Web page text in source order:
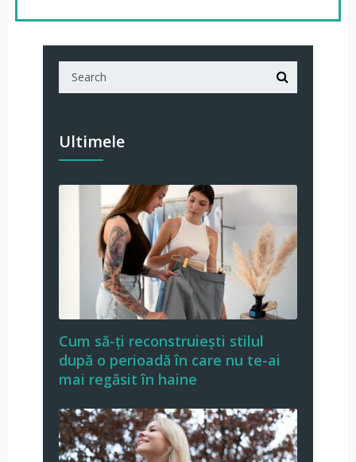
Ultimele
Cum să-ți reconstruiești stilul
după o perioadă în care nu te-ai
mai regăsit în haine